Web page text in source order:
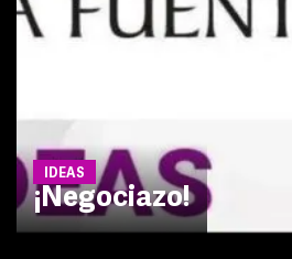
IDEAS
¡Negociazo!